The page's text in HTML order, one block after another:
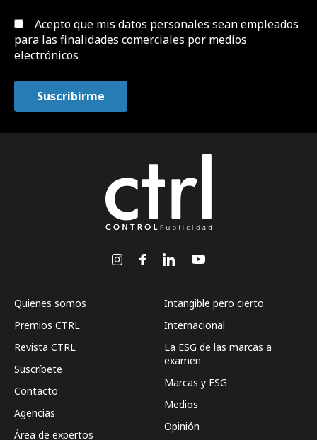
Acepto que mis datos personales sean empleados
para las finalidades comerciales por medios
electrónicos
Quienes somos
Premios CTRL
Revista CTRL
Suscríbete
Contacto
Agencias
Área de expertos
Intangible pero cierto
Internacional
La ESG de las marcas a
examen
Marcas y ESG
Medios
Opinión